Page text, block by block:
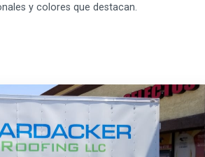
y colores que destacan.